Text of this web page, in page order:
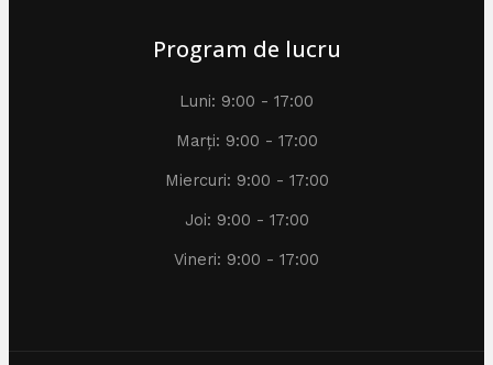
Program de lucru
Luni: 9:00 - 17:00
Marți: 9:00 - 17:00
Miercuri: 9:00 - 17:00
Joi: 9:00 - 17:00
Vineri: 9:00 - 17:00